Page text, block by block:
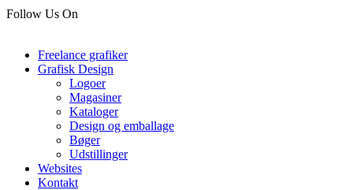
Follow Us On
Freelance grafiker
Grafisk Design
Logoer
Magasiner
Kataloger
Design og emballage
Bøger
Udstillinger
Websites
Kontakt